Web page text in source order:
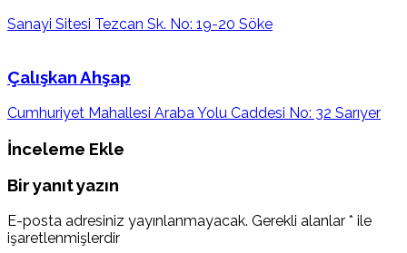
Sanayi Sitesi Tezcan Sk. No: 19-20 Söke
Çalışkan Ahşap
Cumhuriyet Mahallesi Araba Yolu Caddesi No: 32 Sarıyer
İnceleme Ekle
Bir yanıt yazın
E-posta adresiniz yayınlanmayacak. Gerekli alanlar * ile
işaretlenmişlerdir